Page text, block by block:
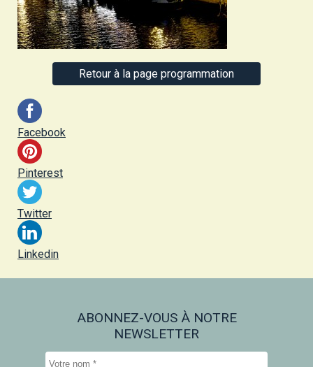
Retour à la page programmation
Facebook
Pinterest
Twitter
Linkedin
ABONNEZ-VOUS À NOTRE
NEWSLETTER